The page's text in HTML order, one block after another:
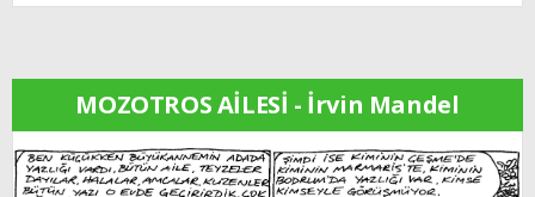
MOZOTROS AİLESİ - İrvin Mandel